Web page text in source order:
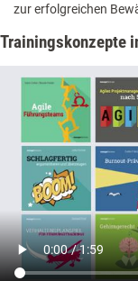
zur erfolgreichen
Trainingskonzepte